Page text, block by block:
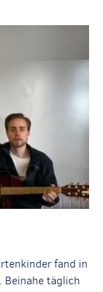
fand in
täglich